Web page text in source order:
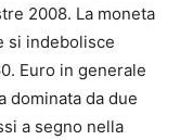
2008. La moneta
si indebolisce
Euro in generale
dominata da due
a segno nella